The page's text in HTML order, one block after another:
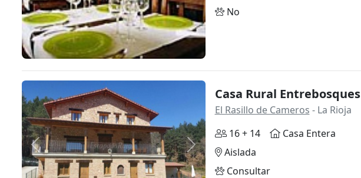
No
Anterior Siguiente
Casa Rural Entrebosques
El Rasillo de Cameros - La Rioja
16 + 14
Casa Entera
Aislada
Consultar